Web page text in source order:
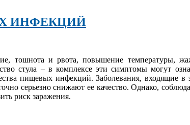
ИНФЕКЦИЙ
тошнота и рвота, повышение температуры,
стула – в комплексе эти симптомы могут
пищевых инфекций. Заболевания, входящие в
серьезно снижают ее качество. Однако,
риск заражения.